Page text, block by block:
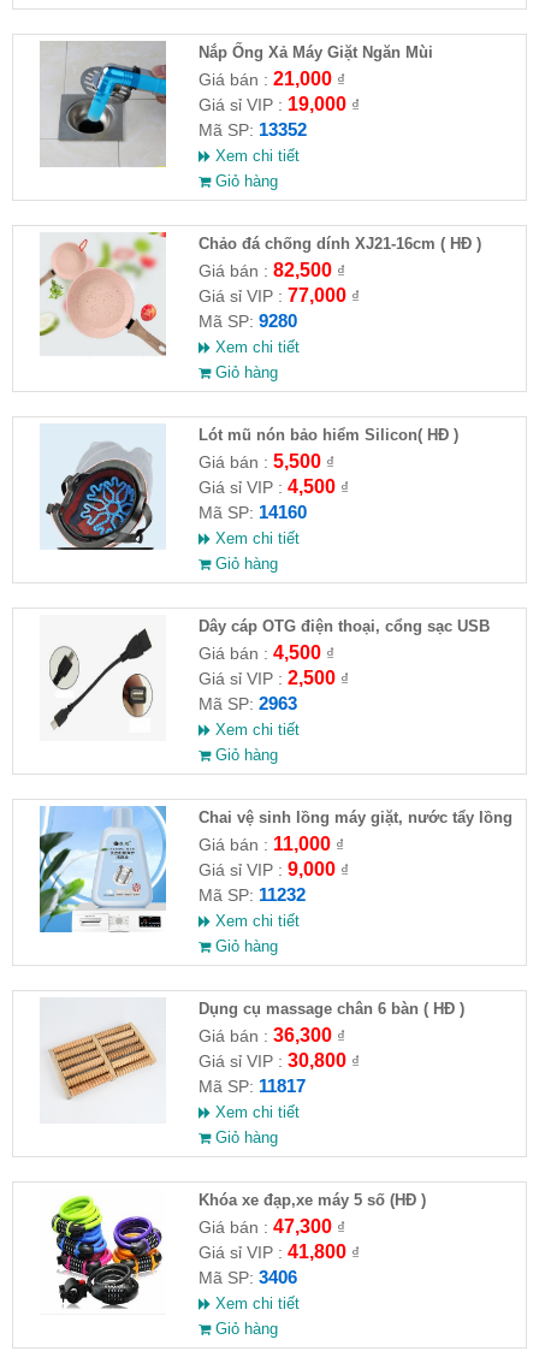
Nắp Ống Xả Máy Giặt Ngăn Mùi
Giá bán : 21,000₫
Giá sỉ VIP : 19,000₫
Mã SP: 13352
Xem chi tiết
Giỏ hàng
Chảo đá chống dính XJ21-16cm ( HĐ )
Giá bán : 82,500₫
Giá sỉ VIP : 77,000₫
Mã SP: 9280
Xem chi tiết
Giỏ hàng
Lót mũ nón bảo hiểm Silicon( HĐ )
Giá bán : 5,500₫
Giá sỉ VIP : 4,500₫
Mã SP: 14160
Xem chi tiết
Giỏ hàng
Dây cáp OTG điện thoại, cổng sạc USB
Giá bán : 4,500₫
Giá sỉ VIP : 2,500₫
Mã SP: 2963
Xem chi tiết
Giỏ hàng
Chai vệ sinh lồng máy giặt, nước tẩy lồng
máy giặt CLEANING FLUID
Giá bán : 11,000₫
Giá sỉ VIP : 9,000₫
Mã SP: 11232
Xem chi tiết
Giỏ hàng
Dụng cụ massage chân 6 bàn ( HĐ )
Giá bán : 36,300₫
Giá sỉ VIP : 30,800₫
Mã SP: 11817
Xem chi tiết
Giỏ hàng
Khóa xe đạp,xe máy 5 số (HĐ )
Giá bán : 47,300₫
Giá sỉ VIP : 41,800₫
Mã SP: 3406
Xem chi tiết
Giỏ hàng